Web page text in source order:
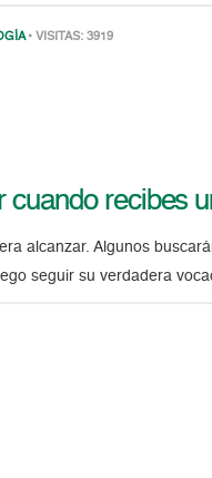
• VISITAS: 3919
cuando recibes
alcanzar. Algunos
seguir su verdadera